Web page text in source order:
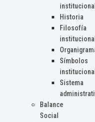
institucional
Historia
Filosofía
institucional
Símbolos
Sistema
Balance
Social